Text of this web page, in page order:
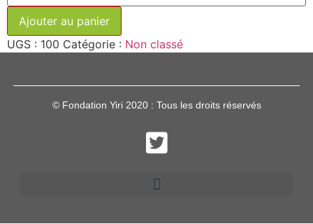
Ajouter au panier
UGS : 100 Catégorie : Non classé
© Fondation Yiri 2020 : Tous les droits réservés